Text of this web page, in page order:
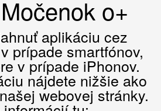
o+
aplikáciu cez
prípade smartfónov,
v prípade iPhonov.
nájdete nižšie ako
webovej stránky.